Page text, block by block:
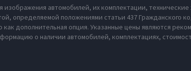
автомобилей, их комплектации,
определяемой положениями статьи 437 Гражданского
дополнительная опция. Указанные цены являются
о наличии автомобилей, комплектациях,